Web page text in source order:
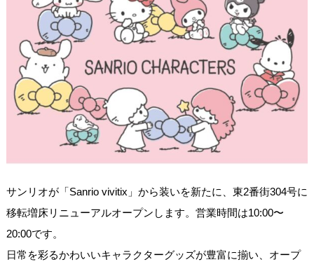
サンリオが「Sanrio vivitix」から装いを新たに、東2番街304号に
移転増床リニューアルオープンします。営業時間は10:00〜
20:00です。
日常を彩るかわいいキャラクターグッズが豊富に揃い、オープ